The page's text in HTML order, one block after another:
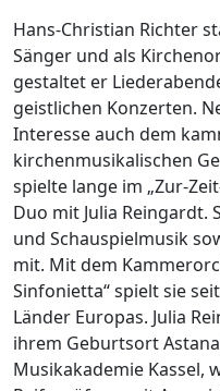
Hans-Christian Richter
Sänger und als
gestaltet er
geistlichen Konzerten.
Interesse auch dem
kirchenmusikalischen
spielte lange im „Zur-
Duo mit Julia Reingardt.
und Schauspielmusik
mit. Mit dem
Sinfonietta“ spielt sie
Länder Europas. Julia
ihrem Geburtsort
Musikakademie Kassel,